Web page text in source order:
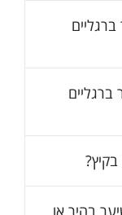
ברגליים
בהיר או